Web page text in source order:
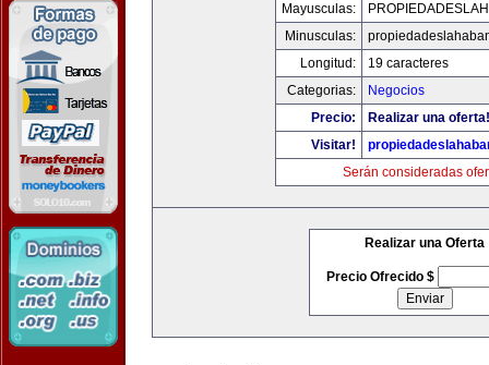
Mayusculas:
Minusculas:
Longitud:
19 caracteres
Categorias:
Negocios
Precio:
Realizar una oferta!
Visitar!
Serán consideradas
Realizar una Oferta
Precio Ofrecido $